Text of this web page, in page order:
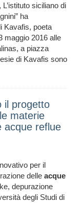
siciliano di
ha
Kavafis, poeta
maggio 2016 alle
a piazza
di Kavafis sono
il progetto
materie
acque reflue
per il
delle acque
depurazione
degli Studi di